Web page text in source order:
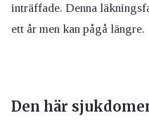
inträffade. Denna
ett år men kan pågå längre.
Den här